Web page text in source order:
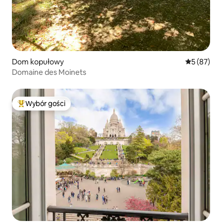
Dom kopułowy Średnia
5 (87)
Domaine des Moinets
Najpopularniejsze z kategorii Wybór gości
Wybór gości